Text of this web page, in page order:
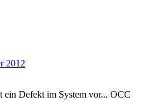
2012
ein Defekt im System vor... OCC